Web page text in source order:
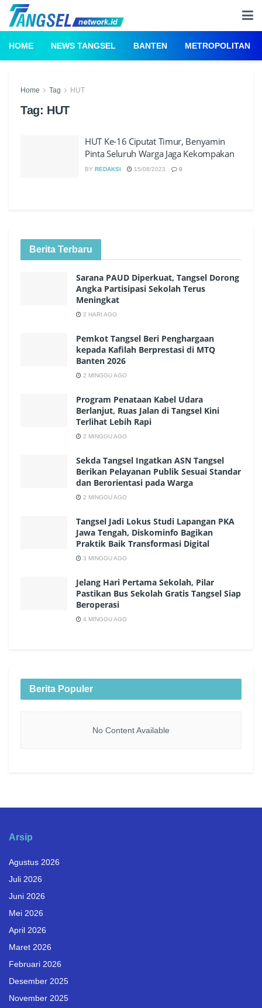
HOME NEWS TANGSEL BANTEN METROPOLITAN
Home Tag HUT
Tag: HUT
HUT Ke-16 Ciputat Timur, Benyamin
Pinta Seluruh Warga Jaga Kekompakan
BY REDAKSI 15/08/2023 0
Berita Terbaru
Sarana PAUD Diperkuat, Tangsel Dorong
Angka Partisipasi Sekolah Terus
Meningkat
2 HARI AGO
Pemkot Tangsel Beri Penghargaan
kepada Kafilah Berprestasi di MTQ
Banten 2026
2 MINGGU AGO
Program Penataan Kabel Udara
Berlanjut, Ruas Jalan di Tangsel Kini
Terlihat Lebih Rapi
2 MINGGU AGO
Sekda Tangsel Ingatkan ASN Tangsel
Berikan Pelayanan Publik Sesuai Standar
dan Berorientasi pada Warga
2 MINGGU AGO
Tangsel Jadi Lokus Studi Lapangan PKA
Jawa Tengah, Diskominfo Bagikan
Praktik Baik Transformasi Digital
3 MINGGU AGO
Jelang Hari Pertama Sekolah, Pilar
Pastikan Bus Sekolah Gratis Tangsel Siap
Beroperasi
4 MINGGU AGO
Berita Populer
No Content Available
Arsip
Agustus 2026
Juli 2026
Juni 2026
Mei 2026
April 2026
Maret 2026
Februari 2026
Desember 2025
November 2025